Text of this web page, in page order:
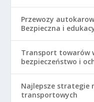
Przewozy
Bezpieczna i
Transport towarów
bezpieczeństwo i
Najlepsze strategie
transportowych